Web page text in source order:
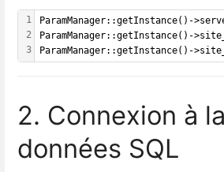
1
2
3
ParamManager::getInstance()-
ParamManager::getInstance()-
ParamManager::getInstance()-
2. Connexion à
données SQL